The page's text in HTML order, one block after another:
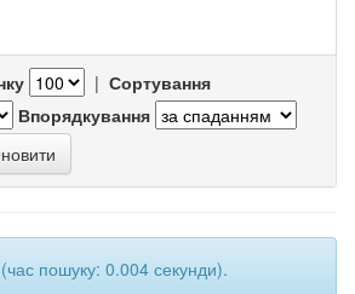
| Сортування
Впорядкування
(час пошуку: 0.004 секунди).